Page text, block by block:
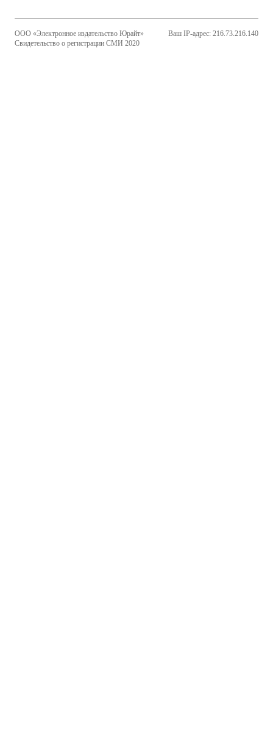
ООО «Электронное издательство Юрайт»
Свидетельство о регистрации СМИ 2020
Ваш IP-адрес: 216.73.216.140